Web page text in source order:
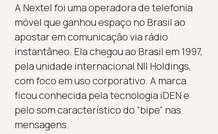
A Nextel foi uma operadora de telefonia
móvel que ganhou espaço no Brasil ao
apostar em comunicação via rádio
instantâneo. Ela chegou ao Brasil em 1997,
pela unidade internacional NII Holdings,
com foco em uso corporativo. A marca
ficou conhecida pela tecnologia iDEN e
pelo som característico do “bipe” nas
mensagens.